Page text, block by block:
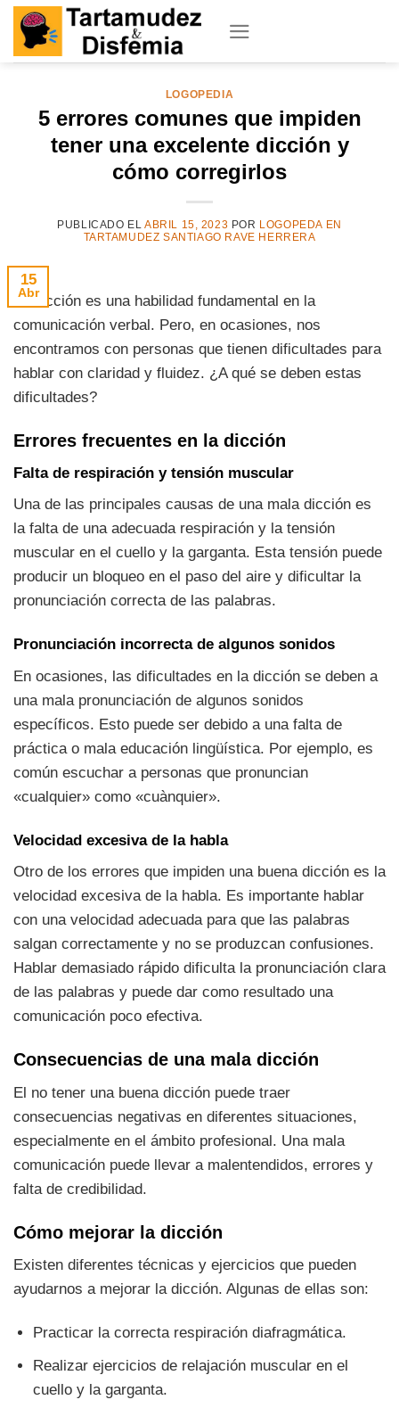
Skip
content
LOGOPEDIA
5 errores comunes que impiden
tener una excelente dicción y
cómo corregirlos
PUBLICADO EL ABRIL 15, 2023 POR LOGOPEDA EN
TARTAMUDEZ SANTIAGO RAVE HERRERA
15
Abr
La dicción es una habilidad fundamental en la
comunicación verbal. Pero, en ocasiones, nos
encontramos con personas que tienen dificultades para
hablar con claridad y fluidez. ¿A qué se deben estas
dificultades?
Errores frecuentes en la dicción
Falta de respiración y tensión muscular
Una de las principales causas de una mala dicción es
la falta de una adecuada respiración y la tensión
muscular en el cuello y la garganta. Esta tensión puede
producir un bloqueo en el paso del aire y dificultar la
pronunciación correcta de las palabras.
Pronunciación incorrecta de algunos sonidos
En ocasiones, las dificultades en la dicción se deben a
una mala pronunciación de algunos sonidos
específicos. Esto puede ser debido a una falta de
práctica o mala educación lingüística. Por ejemplo, es
común escuchar a personas que pronuncian
«cualquier» como «cuànquier».
Velocidad excesiva de la habla
Otro de los errores que impiden una buena dicción es la
velocidad excesiva de la habla. Es importante hablar
con una velocidad adecuada para que las palabras
salgan correctamente y no se produzcan confusiones.
Hablar demasiado rápido dificulta la pronunciación clara
de las palabras y puede dar como resultado una
comunicación poco efectiva.
Consecuencias de una mala dicción
El no tener una buena dicción puede traer
consecuencias negativas en diferentes situaciones,
especialmente en el ámbito profesional. Una mala
comunicación puede llevar a malentendidos, errores y
falta de credibilidad.
Cómo mejorar la dicción
Existen diferentes técnicas y ejercicios que pueden
ayudarnos a mejorar la dicción. Algunas de ellas son:
Practicar la correcta respiración diafragmática.
Realizar ejercicios de relajación muscular en el
cuello y la garganta.